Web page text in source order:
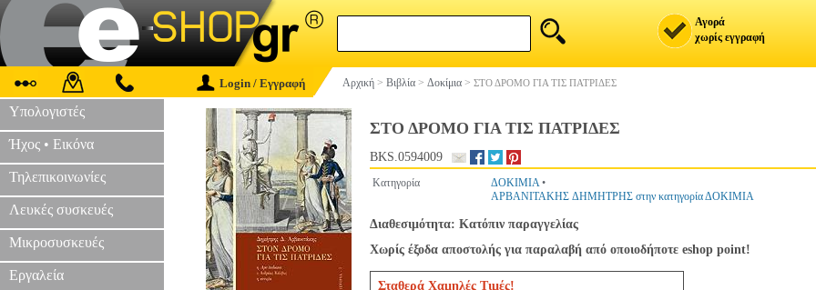
Αγορά
χωρίς εγγραφή
Login / Εγγραφή Αρχική > Βιβλία > Δοκίμια > ΣΤΟ ΔΡΟΜΟ ΓΙΑ ΤΙΣ ΠΑΤΡΙΔΕΣ
Υπολογιστές
Ήχος • Εικόνα
Τηλεπικοινωνίες
Λευκές συσκευές
Μικροσυσκευές
Εργαλεία
ΣΤΟ ΔΡΟΜΟ ΓΙΑ ΤΙΣ ΠΑΤΡΙΔΕΣ
BKS.0594009
Κατηγορία ΔΟΚΙΜΙΑ•
ΑΡΒΑΝΙΤΑΚΗΣ ΔΗΜΗΤΡΗΣ στην κατηγορία ΔΟΚΙΜΙΑ
Διαθεσιμότητα: Κατόπιν παραγγελίας
Χωρίς έξοδα αποστολής για παραλαβή από οποιοδήποτε eshop point!
Σταθερά Χαμηλές Τιμές!